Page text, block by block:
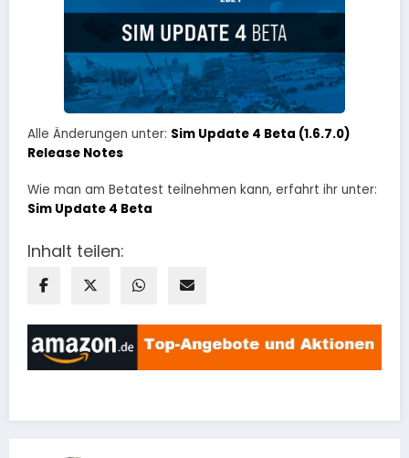
Alle Änderungen unter: Sim Update 4 Beta (1.6.7.0)
Release Notes
Wie man am Betatest teilnehmen kann, erfahrt ihr unter:
Sim Update 4 Beta
Inhalt teilen: